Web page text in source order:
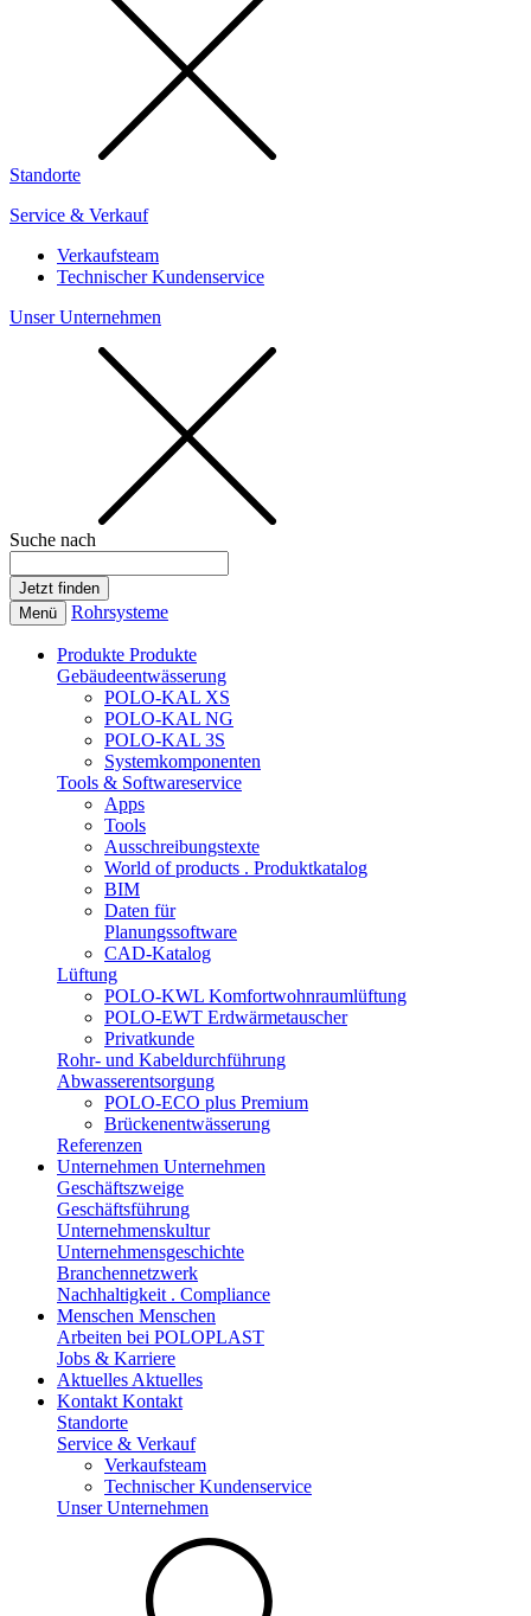
Standorte
Service & Verkauf
Verkaufsteam
Technischer Kundenservice
Unser Unternehmen
Suche nach
Menü Rohrsysteme
Produkte Produkte
Gebäudeentwässerung
POLO-KAL XS
POLO-KAL NG
POLO-KAL 3S
Systemkomponenten
Tools & Softwareservice
Apps
Tools
Ausschreibungstexte
World of products . Produktkatalog
BIM
Daten für
Planungssoftware
CAD-Katalog
Lüftung
POLO-KWL Komfortwohnraumlüftung
POLO-EWT Erdwärmetauscher
Privatkunde
Rohr- und Kabeldurchführung
Abwasserentsorgung
POLO-ECO plus Premium
Brückenentwässerung
Referenzen
Unternehmen Unternehmen
Geschäftszweige
Geschäftsführung
Unternehmenskultur
Unternehmensgeschichte
Branchennetzwerk
Nachhaltigkeit . Compliance
Menschen Menschen
Arbeiten bei POLOPLAST
Jobs & Karriere
Aktuelles Aktuelles
Kontakt Kontakt
Standorte
Service & Verkauf
Verkaufsteam
Technischer Kundenservice
Unser Unternehmen